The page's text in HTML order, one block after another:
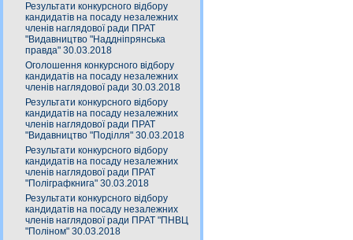
Результати конкурсного відбору
кандидатів на посаду незалежних
членів наглядової ради ПРАТ
"Видавництво "Наддніпрянська
правда" 30.03.2018
Оголошення конкурсного відбору
кандидатів на посаду незалежних
членів наглядової ради 30.03.2018
Результати конкурсного відбору
кандидатів на посаду незалежних
членів наглядової ради ПРАТ
"Видавництво "Поділля" 30.03.2018
Результати конкурсного відбору
кандидатів на посаду незалежних
членів наглядової ради ПРАТ
"Поліграфкнига" 30.03.2018
Результати конкурсного відбору
кандидатів на посаду незалежних
членів наглядової ради ПРАТ "ПНВЦ
"Поліном" 30.03.2018